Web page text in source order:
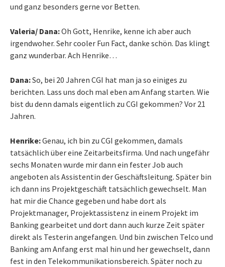
und ganz besonders gerne vor Betten.
Valeria/ Dana:Oh Gott, Henrike, kenne ich aber auch
irgendwoher. Sehr cooler Fun Fact, danke schön. Das klingt
ganz wunderbar. Ach Henrike…
Dana:So, bei 20 Jahren CGI hat man ja so einiges zu
berichten. Lass uns doch mal eben am Anfang starten. Wie
bist du denn damals eigentlich zu CGI gekommen? Vor 21
Jahren.
Henrike:Genau, ich bin zu CGI gekommen, damals
tatsächlich über eine Zeitarbeitsfirma. Und nach ungefähr
sechs Monaten wurde mir dann ein fester Job auch
angeboten als Assistentin der Geschäftsleitung. Später bin
ich dann ins Projektgeschäft tatsächlich gewechselt. Man
hat mir die Chance gegeben und habe dort als
Projektmanager, Projektassistenz in einem Projekt im
Banking gearbeitet und dort dann auch kurze Zeit später
direkt als Testerin angefangen. Und bin zwischen Telco und
Banking am Anfang erst mal hin und her gewechselt, dann
fest in den Telekommunikationsbereich. Später noch zu